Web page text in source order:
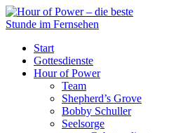
Start
Gottesdienste
Hour of Power
Team
Shepherd’s Grove
Bobby Schuller
Seelsorge